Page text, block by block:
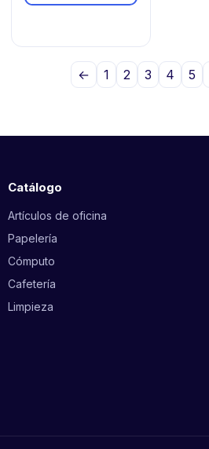
← 1 2 3 4 5
Catálogo
Artículos de oficina
Papelería
Cómputo
Cafetería
Limpieza